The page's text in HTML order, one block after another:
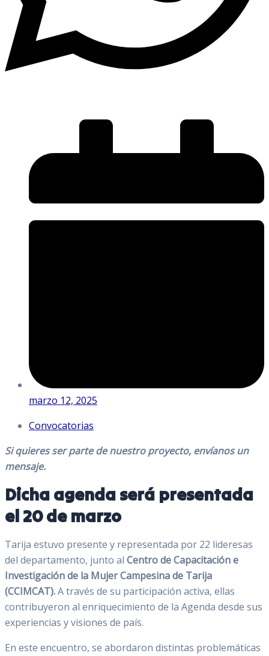
marzo 12, 2025
Convocatorias
Si quieres ser parte de nuestro proyecto, envíanos un
mensaje.
Dicha agenda será presentada
el 20 de marzo
Tarija estuvo presente y representada por 22 lideresas
del departamento, junto al Centro de Capacitación e
Investigación de la Mujer Campesina de Tarija
(CCIMCAT).A través de su participación activa, ellas
contribuyeron al enriquecimiento de la Agenda desde sus
experiencias y visiones de país.
En este encuentro, se abordaron distintas problemáticas